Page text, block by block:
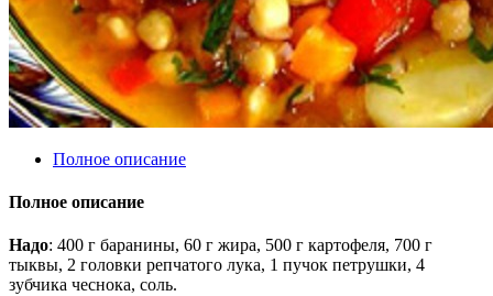
Полное описание
Полное описание
Надо: 400 г баранины, 60 г жира, 500 г картофеля, 700 г
тыквы, 2 головки репчатого лука, 1 пучок петрушки, 4
зубчика чеснока, соль.